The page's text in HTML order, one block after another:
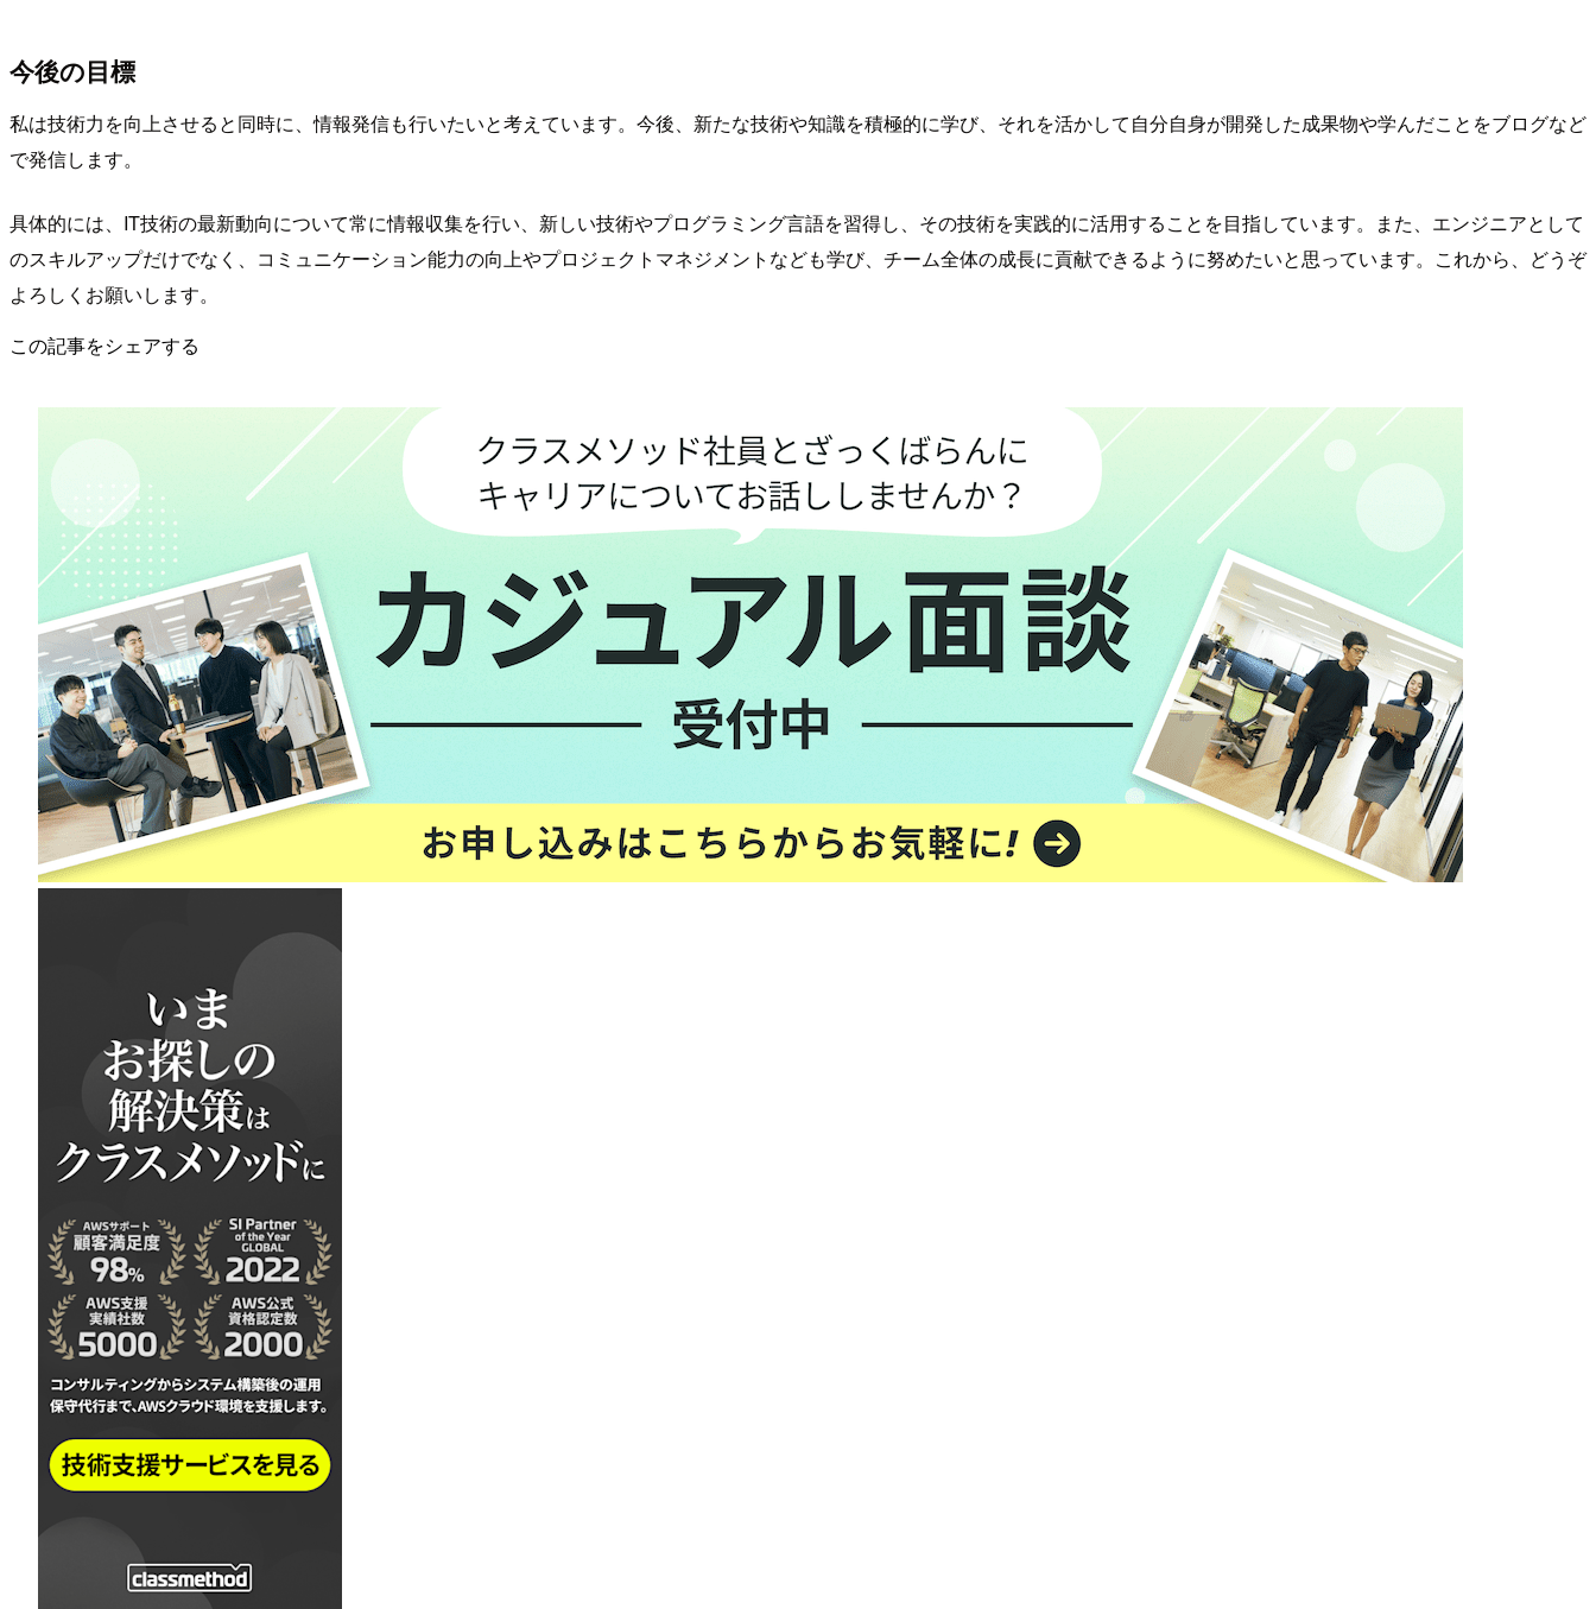
今後の目標
私は技術力を向上させると同時に、情報発信も行いたいと考えています。今後、新たな技術や知識を積極的に学び、それを活かして自分自身が開発した成果物や学んだことをブログなど
で発信します。
具体的には、IT技術の最新動向について常に情報収集を行い、新しい技術やプログラミング言語を習得し、その技術を実践的に活用することを目指しています。また、エンジニアとして
のスキルアップだけでなく、コミュニケーション能力の向上やプロジェクトマネジメントなども学び、チーム全体の成長に貢献できるように努めたいと思っています。これから、どうぞ
よろしくお願いします。
この記事をシェアする